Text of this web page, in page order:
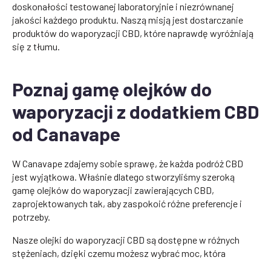
doskonałości testowanej laboratoryjnie i niezrównanej
jakości każdego produktu. Naszą misją jest dostarczanie
produktów do waporyzacji CBD, które naprawdę wyróżniają
się z tłumu.
Poznaj gamę olejków do
waporyzacji z dodatkiem CBD
od Canavape
W Canavape zdajemy sobie sprawę, że każda podróż CBD
jest wyjątkowa. Właśnie dlatego stworzyliśmy szeroką
gamę olejków do waporyzacji zawierających CBD,
zaprojektowanych tak, aby zaspokoić różne preferencje i
potrzeby.
Nasze olejki do waporyzacji CBD są dostępne w różnych
stężeniach, dzięki czemu możesz wybrać moc, która